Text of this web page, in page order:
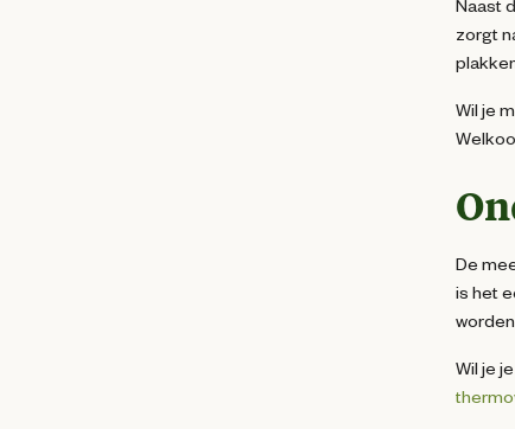
Naast
zorgt
Wil je
De
is het
Wil je